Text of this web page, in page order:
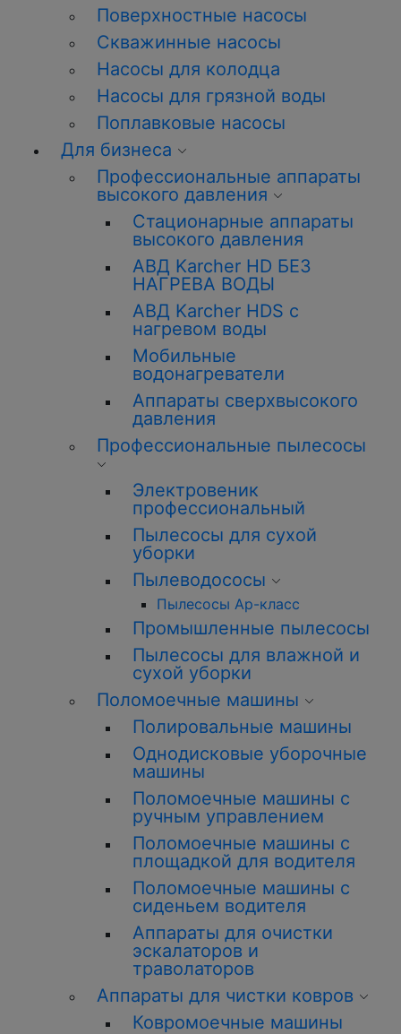
Поверхностные насосы
Скважинные насосы
Насосы для колодца
Насосы для грязной воды
Поплавковые насосы
Для бизнеса
Профессиональные аппараты
высокого давления
Стационарные аппараты
высокого давления
АВД Karcher HD БЕЗ
НАГРЕВА ВОДЫ
АВД Karcher HDS с
нагревом воды
Мобильные
водонагреватели
Аппараты сверхвысокого
давления
Профессиональные пылесосы
Электровеник
профессиональный
Пылесосы для сухой
уборки
Пылеводососы
Пылесосы Ар-класс
Промышленные пылесосы
Пылесосы для влажной и
сухой уборки
Поломоечные машины
Полировальные машины
Однодисковые уборочные
машины
Поломоечные машины с
ручным управлением
Поломоечные машины с
площадкой для водителя
Поломоечные машины с
сиденьем водителя
Аппараты для очистки
эскалаторов и
траволаторов
Аппараты для чистки ковров
Ковромоечные машины